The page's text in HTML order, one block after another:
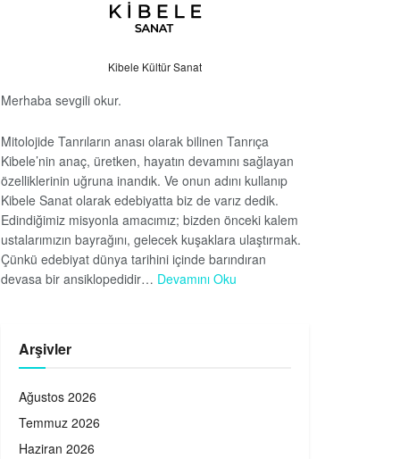
Kibele Kültür Sanat
Merhaba sevgili okur.
Mitolojide Tanrıların anası olarak bilinen Tanrıça
Kibele’nin anaç, üretken, hayatın devamını sağlayan
özelliklerinin uğruna inandık. Ve onun adını kullanıp
Kibele Sanat olarak edebiyatta biz de varız dedik.
Edindiğimiz misyonla amacımız; bizden önceki kalem
ustalarımızın bayrağını, gelecek kuşaklara ulaştırmak.
Çünkü edebiyat dünya tarihini içinde barındıran
devasa bir ansiklopedidir… Devamını Oku
Arşivler
Ağustos 2026
Temmuz 2026
Haziran 2026